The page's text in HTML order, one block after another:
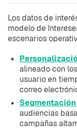
Los datos de
modelo de
escenarios
alineado con
usuario en
correo
audiencias
campañas